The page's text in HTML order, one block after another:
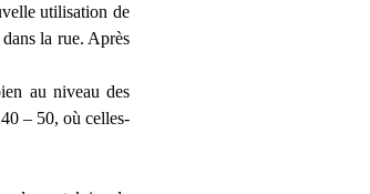
utilisation de
la rue. Après
au niveau des
– 50, où celles-